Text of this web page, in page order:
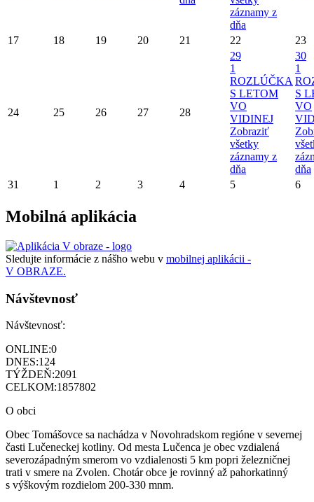
záznamy z
dňa
17 18 19 20 21 22 23
24 25 26 27 28
29
1
ROZLÚČKA
S LETOM
VO
VIDINEJ
Zobraziť
všetky
záznamy z
dňa
30
1
S
VO
dňa
31
1 2 3 4 5 6
Mobilná aplikácia
Sledujte informácie z nášho webu v mobilnej aplikácii -
V OBRAZE.
Návštevnosť
Návštevnosť:
ONLINE:0
DNES:124
TÝŽDEŇ:2091
CELKOM:1857802
O obci
Obec Tomášovce sa nachádza v Novohradskom regióne v severnej
časti Lučeneckej kotliny. Od mesta Lučenca je obec vzdialená
severozápadným smerom vo vzdialenosti 5 km popri železničnej
trati v smere na Zvolen. Chotár obce je rovinný až pahorkatinný
s výškovým rozdielom 200-330 mnm.